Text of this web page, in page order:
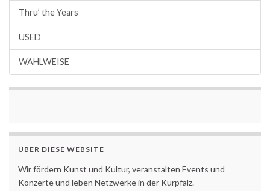
Thru’ the Years
USED
WAHLWEISE
ÜBER DIESE WEBSITE
Wir fördern Kunst und Kultur, veranstalten Events und
Konzerte und leben Netzwerke in der Kurpfalz.